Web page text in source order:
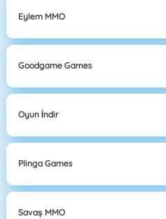
Eylem MMO
Goodgame Games
Oyun İndir
Plinga Games
Savaş MMO